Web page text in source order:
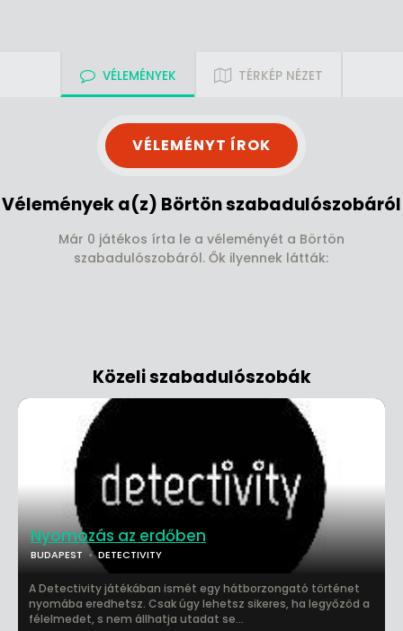
VÉLEMÉNYEK TÉRKÉP NÉZET
VÉLEMÉNYT ÍROK
Vélemények a(z) Börtön szabadulószobáról
Már 0 játékos írta le a véleményét a Börtön
szabadulószobáról. Ők ilyennek látták:
Közeli szabadulószobák
Nyomozás az erdőben
BUDAPEST DETECTIVITY
A Detectivity játékában ismét egy hátborzongató történet
nyomába eredhetsz. Csak úgy lehetsz sikeres, ha legyőzöd a
félelmedet, s nem állhatja utadat se...